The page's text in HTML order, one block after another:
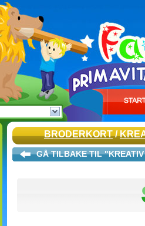
BRODERKORT/
GÅ TILBAKE TIL